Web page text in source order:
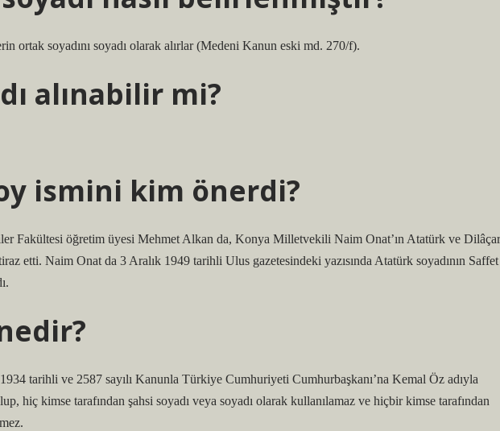
ortak soyadını soyadı olarak alırlar (Medeni Kanun eski md. 270/f).
alınabilir mi?
ismini kim önerdi?
Fakültesi öğretim üyesi Mehmet Alkan da, Konya Milletvekili Naim Onat’ın Atatürk ve Dilâçar
etti. Naim Onat da 3 Aralık 1949 tarihli Ulus gazetesindeki yazısında Atatürk soyadının Saffet
tarihli ve 2587 sayılı Kanunla Türkiye Cumhuriyeti Cumhurbaşkanı’na Kemal Öz adıyla
hiç kimse tarafından şahsi soyadı veya soyadı olarak kullanılamaz ve hiçbir kimse tarafından